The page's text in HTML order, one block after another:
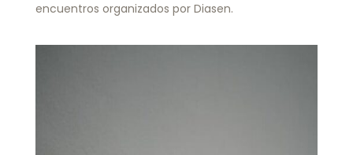
encuentros organizados por Diasen.